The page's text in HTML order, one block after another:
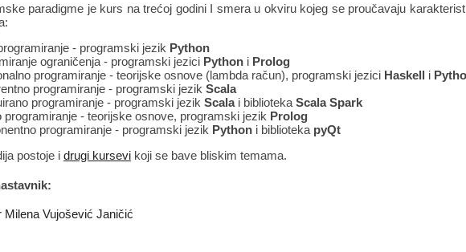
paradigme je kurs na trećoj godini I smera u okviru kojeg se proučavaju
- programski jezik Python
ograničenja - programski jezici Python i Prolog
programiranje - teorijske osnove (lambda račun), programski jezici Haskell i
programiranje - programski jezik Scala
programiranje - programski jezik Scala i biblioteka Scala Spark
programiranje - teorijske osnove, programski jezik Prolog
programiranje - programski jezik Python i biblioteka pyQt
postoje i drugi kursevi koji se bave bliskim temama.
Milena Vujošević Janičić